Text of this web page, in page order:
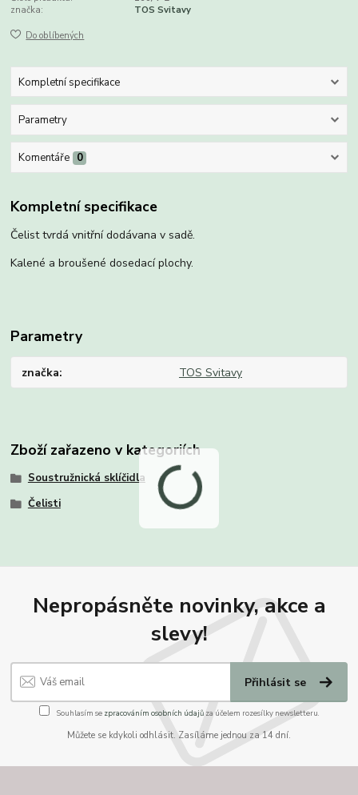
značka:
TOS Svitavy
Do oblíbených
Kompletní specifikace
Parametry
Komentáře 0
Kompletní specifikace
Čelist tvrdá vnitřní dodávana v sadě.
Kalené a broušené dosedací plochy.
Parametry
značka TOS Svitavy
Zboží zařazeno v kategoriích
Soustružnická sklíčidla
Čelisti
Nepropásněte novinky, akce a
slevy!
Přihlásit se
Souhlasím se zpracováním osobních údajůza účelem rozesílky newsletteru.
Můžete se kdykoli odhlásit. Zasíláme jednou za 14 dní.